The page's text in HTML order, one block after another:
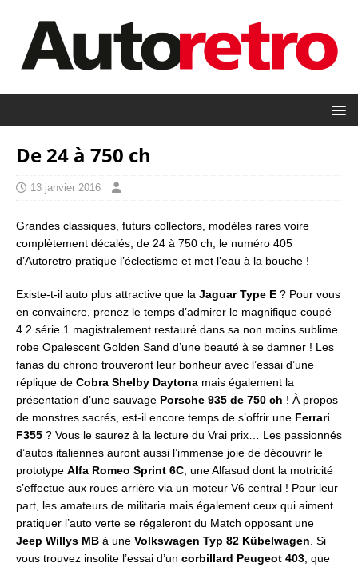
De 24 à 750 ch
13 janvier 2016
Grandes classiques, futurs collectors, modèles rares voire
complètement décalés, de 24 à 750 ch, le numéro 405
d’Autoretro pratique l’éclectisme et met l’eau à la bouche !
Existe-t-il auto plus attractive que la Jaguar Type E ? Pour vous
en convaincre, prenez le temps d’admirer le magnifique coupé
4.2 série 1 magistralement restauré dans sa non moins sublime
robe Opalescent Golden Sand d’une beauté à se damner ! Les
fanas du chrono trouveront leur bonheur avec l’essai d’une
réplique de Cobra Shelby Daytona mais également la
présentation d’une sauvage Porsche 935 de 750 ch ! À propos
de monstres sacrés, est-il encore temps de s’offrir une Ferrari
F355 ? Vous le saurez à la lecture du Vrai prix… Les passionnés
d’autos italiennes auront aussi l’immense joie de découvrir le
prototype Alfa Romeo Sprint 6C , une Alfasud dont la motricité
s’effectue aux roues arrière via un moteur V6 central ! Pour leur
part, les amateurs de militaria mais également ceux qui aiment
pratiquer l’auto verte se régaleront du Match opposant une
Jeep Willys MB à une Volkswagen Typ 82 Kübelwagen . Si
vous trouvez insolite l’essai d’un corbillard Peugeot 403 , que